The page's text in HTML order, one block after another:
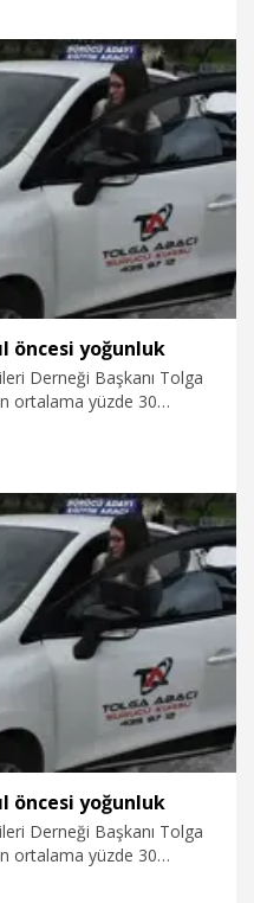
öncesi yoğunluk
Derneği Başkanı Tolga
ortalama yüzde 30
10 bin liraya çıkacak
sahibi olmak için ödenen
artış yaşanacak" dedi.
öncesi yoğunluk
Derneği Başkanı Tolga
ortalama yüzde 30